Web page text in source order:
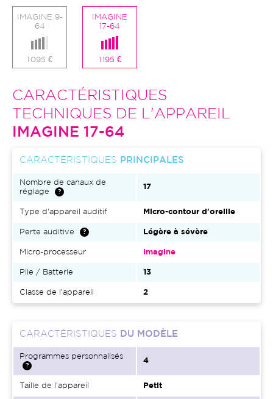
IMAGINE 9-
64
1 095 €
IMAGINE
17-64
1 195 €
CARACTÉRISTIQUES
TECHNIQUES DE L'APPAREIL
IMAGINE 17-64
CARACTÉRISTIQUES PRINCIPALES
Nombre de canaux de
réglage
17
Type d'appareil auditif Micro-contour d'oreille
Perte auditive Légère à sévère
Micro-processeur Imagine
Pile / Batterie 13
Classe de l'appareil 2
CARACTÉRISTIQUES DU MODÈLE
Programmes personnalisés
4
Taille de l'appareil Petit